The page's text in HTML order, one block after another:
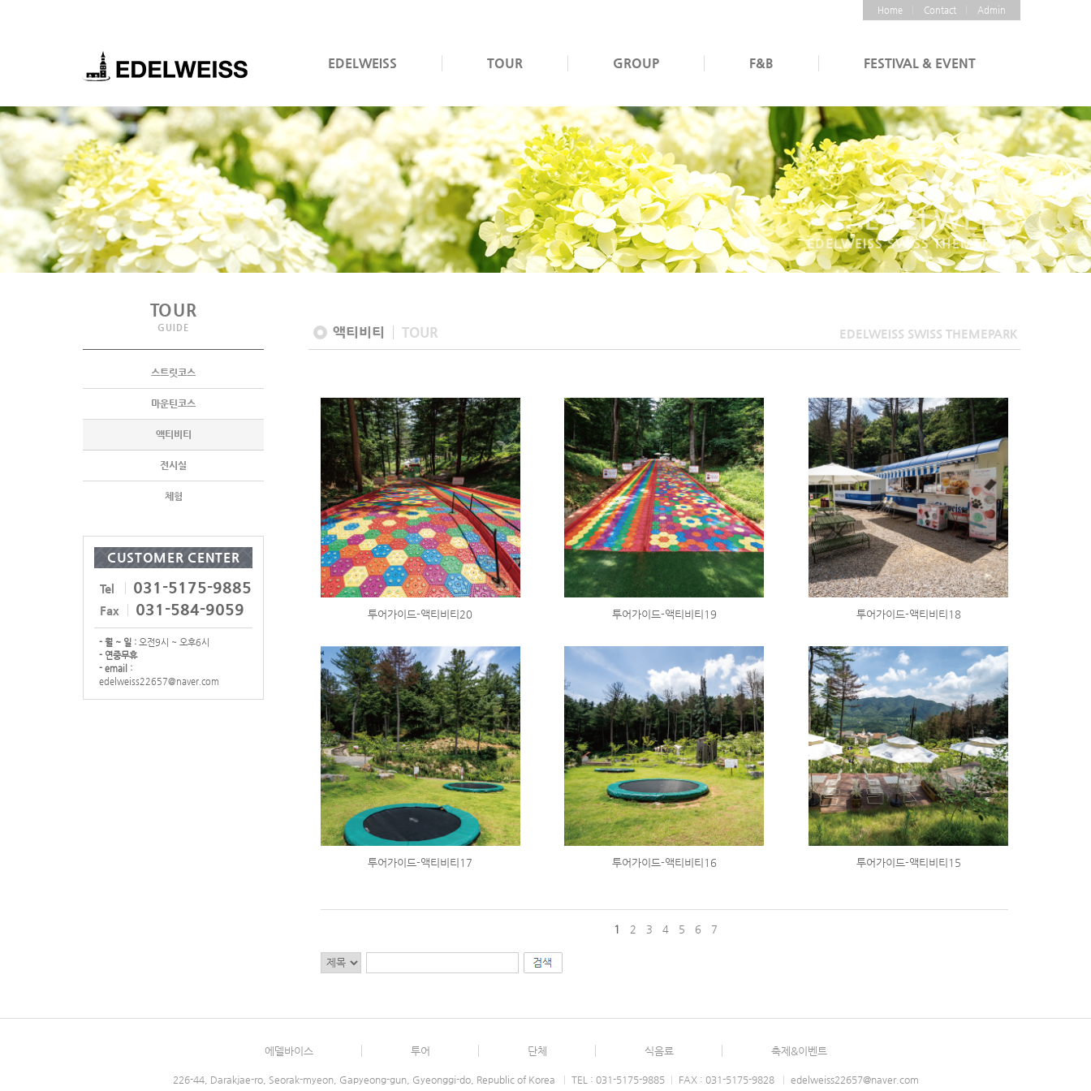
Home Contact Admin
EDELWEISS TOUR GROUP F&B FESTIVAL & EVENT
EDELWEISS
EDELWEISS SWISS THEMEPARK
TOUR
GUIDE
스트릿코스
마운틴코스
액티비티
전시실
체험
CUSTOMER CENTER
Tel 031-5175-9885
Fax 031-584-9059
- 월 ~ 일 : 오전9시 ~ 오후6시
- 연중무휴
- email :
edelweiss22657@naver.com
액티비티 TOUR EDELWEISS SWISS THEMEPARK
투어가이드-액티비티20 투어가이드-액티비티19 투어가이드-액티비티18
투어가이드-액티비티17 투어가이드-액티비티16 투어가이드-액티비티15
1 2 3 4 5 6 7
에델바이스 투어 단체 식음료 축제&이벤트
226-44, Darakjae-ro, Seorak-myeon, Gapyeong-gun, Gyeonggi-do, Republic of Korea TEL : 031-5175-9885 FAX : 031-5175-9828 edelweiss22657@naver.com